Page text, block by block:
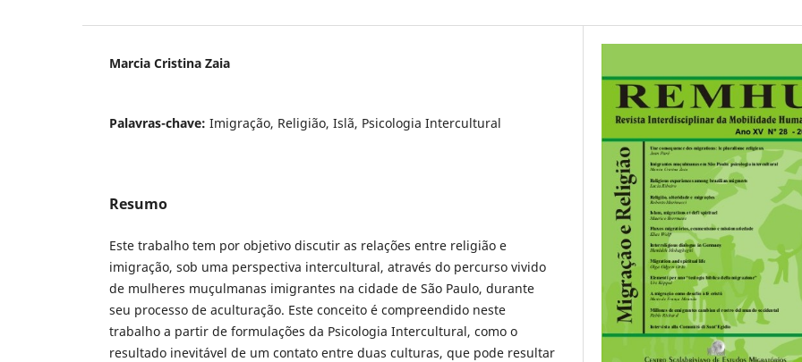
Marcia Cristina Zaia
Palavras-chave: Imigração, Religião, Islã, Psicologia Intercultural
Resumo
Este trabalho tem por objetivo discutir as relações entre religião e
imigração, sob uma perspectiva intercultural, através do percurso vivido
de mulheres muçulmanas imigrantes na cidade de São Paulo, durante
seu processo de aculturação. Este conceito é compreendido neste
trabalho a partir de formulações da Psicologia Intercultural, como o
resultado inevitável de um contato entre duas culturas, que pode resultar